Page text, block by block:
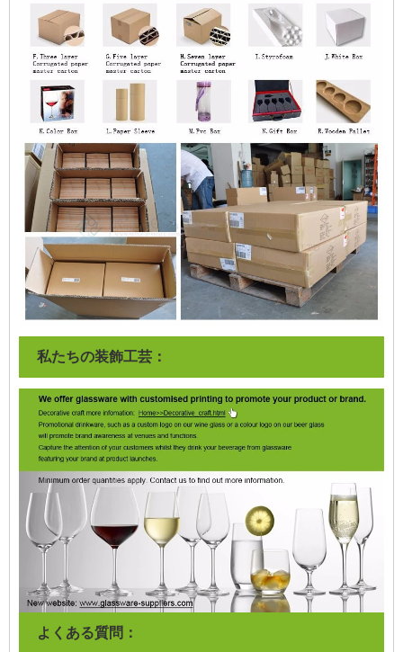
私たちの装飾工芸：
よくある質問：